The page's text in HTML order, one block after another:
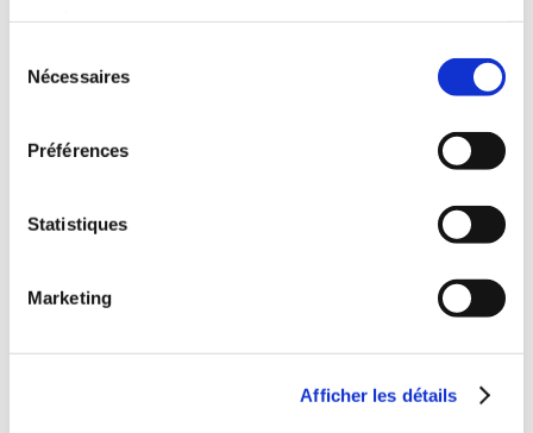
Nécessaires
Préférences
Statistiques
Marketing
Afficher les détails
2 ontbijten
1 voucher van €50 bij